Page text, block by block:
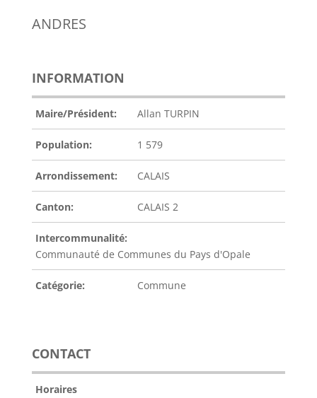
ANDRES
INFORMATION
Maire/Président: Allan TURPIN
Population: 1 579
Arrondissement: CALAIS
Canton: CALAIS 2
Intercommunalité:
Communauté de Communes du Pays d'Opale
Catégorie: Commune
CONTACT
Horaires